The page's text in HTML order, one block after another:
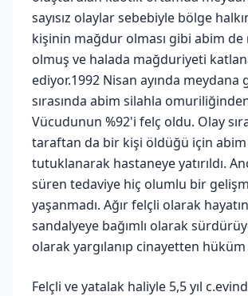
sayısız olaylar sebebiyle bölge
kişinin mağdur olması gibi abim
olmuş ve halada mağduriyeti
ediyor.1992 Nisan ayında meydana
sırasında abim silahla
Vücudunun %92'i felç oldu. Olay
taraftan da bir kişi öldüğü için abim
tutuklanarak hastaneye yatırıldı.
süren tedaviye hiç olumlu bir
yaşanmadı. Ağır felçli olarak
sandalyeye bağımlı olarak
olarak yargılanıp cinayetten
Felçli ve yatalak haliyle 5,5 yıl